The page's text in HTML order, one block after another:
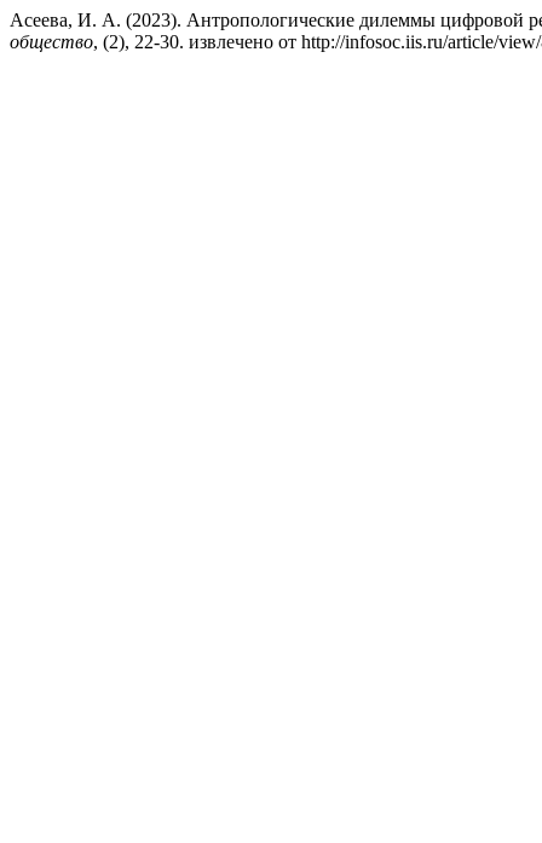
Асеева, И. А. (2023). Антропологические дилеммы цифровой
общество, (2), 22-30. извлечено от http://infosoc.iis.ru/article/